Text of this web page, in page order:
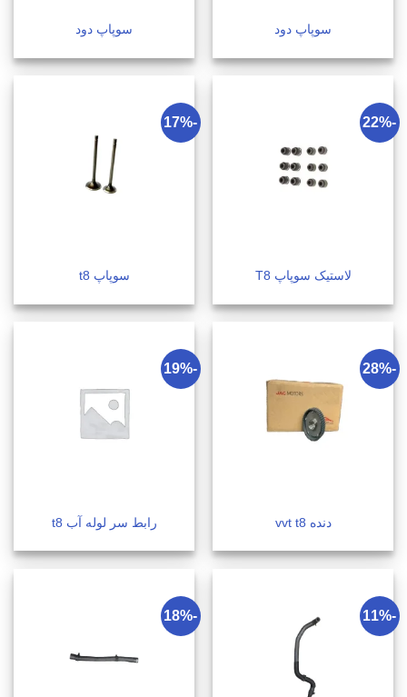
سوپاپ دود سوپاپ دود
-22%
لاستیک سوپاپ T8
-17%
سوپاپ t8
-28%
دنده vvt t8
-19%
رابط سر لوله آب t8
-11%
-18%